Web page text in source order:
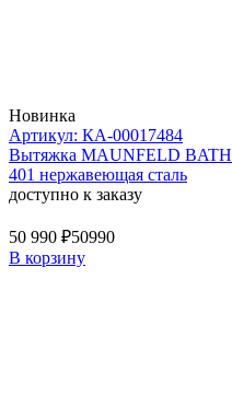
Новинка
Артикул: КА-00017484
Вытяжка MAUNFELD BATH
401 нержавеющая сталь
доступно к заказу
50 990 ₽50990
В корзину